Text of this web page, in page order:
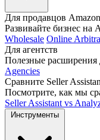
Для продавцов Amazon
Развивайте бизнес на
Wholesale Online
Для агентств
Полезные расширения
Agencies
Сравните Seller
Посмотрите, как мы
Seller Assistant vs